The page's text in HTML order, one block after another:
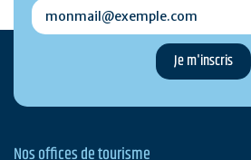
monmail@exemple.com
Nos offices de tourisme